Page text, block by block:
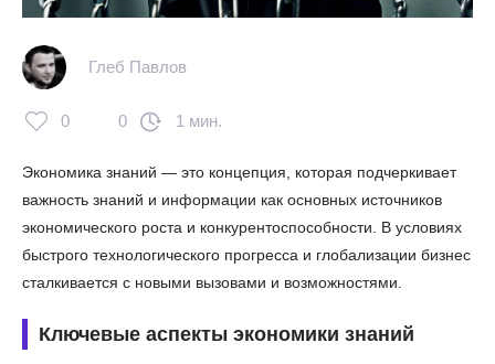
Глеб Павлов
0 0 1 мин.
Экономика знаний — это концепция, которая подчеркивает
важность знаний и информации как основных источников
экономического роста и конкурентоспособности. В условиях
быстрого технологического прогресса и глобализации бизнес
сталкивается с новыми вызовами и возможностями.
Ключевые аспекты экономики знаний